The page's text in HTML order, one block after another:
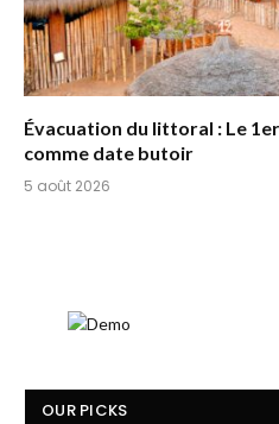
Évacuation du littoral : Le
comme date butoir
5 août 2026
OUR PICKS